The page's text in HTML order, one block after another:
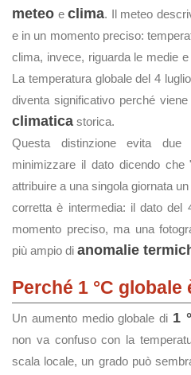
meteo eclima. Il meteo
e in un momento preciso:
clima, invece, riguarda le medie
La temperatura globale del 4
diventa significativo perché
climatica storica.
Questa distinzione evita
minimizzare il dato dicendo
attribuire a una singola giornata
corretta è intermedia: il dato del
momento preciso, ma una
più ampio di anomalie
Perché 1 °C globale
Un aumento medio globale di 1
non va confuso con la
scala locale, un grado può